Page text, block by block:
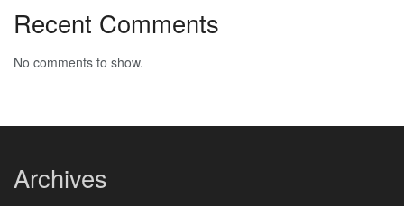
Recent Comments
No comments to show.
Archives